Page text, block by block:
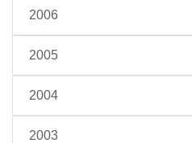
2006
2005
2004
2003